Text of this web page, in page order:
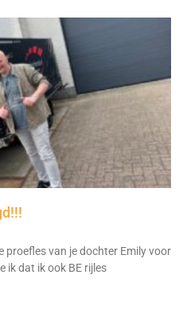
proefles van je dochter Emily voor
ik dat ik ook BE rijles